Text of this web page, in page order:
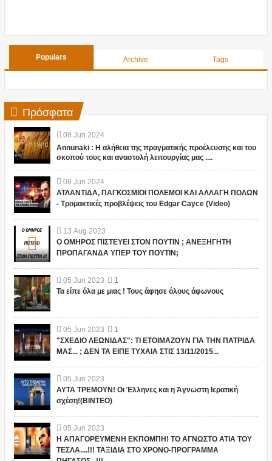
Populars Archive Tags
Πρόσφατα
08 Jun 2024
Annunaki : Η αλήθεια της πραγματικής προέλευσης και του
σκοπού τους και αναστολή λειτουργίας μας ....
08 Jun 2024
ΑΤΛΑΝΤΙΔΑ, ΠΑΓΚΟΣΜΙΟΙ ΠΟΛΕΜΟΙ ΚΑΙ ΑΛΛΑΓΗ ΠΟΛΩΝ
- Τρομακτικές προβλέψεις του Edgar Cayce (Video)
13 Aug 2023
Ο ΟΜΗΡΟΣ ΠΙΣΤΕΥΕΙ ΣΤΟΝ ΠΟΥΤΙΝ ; ΑΝΕΞΗΓΗΤΗ
ΠΡΟΠΑΓΑΝΔΑ ΥΠΕΡ ΤΟΥ ΠΟΥΤΙΝ;
05 Jun 2023
1
Τα είπε όλα με μιας ! Τους άφησε όλους άφωνους
05 Jun 2023
1
"ΣΧΕΔΙΟ ΛΕΩΝΙΔΑΣ": ΤΙ ΕΤΟΙΜΑΖΟΥΝ ΓΙΑ ΤΗΝ ΠΑΤΡΙΔΑ
ΜΑΣ... ; ΔΕΝ ΤΑ ΕΙΠΕ ΤΥΧΑΙΑ ΣΤΙΣ 13/11/2015...
05 Jun 2023
ΑΥΤΑ ΤΡΕΜΟΥΝ! Οι Έλληνες και η Άγνωστη Ιερατική
σχέση!(ΒΙΝΤΕΟ)
05 Jun 2023
Η ΑΠΑΓΟΡΕΥΜΕΝΗ ΕΚΠΟΜΠΗ! ΤΟ ΑΓΝΩΣΤΟ ΑΤΙΑ ΤΟΥ
ΤΕΣΛΑ....!!! ΤΑΞΙΔΙΑ ΣΤΟ ΧΡΟΝΟ-ΠΡΟΓΡΑΜΜΑ